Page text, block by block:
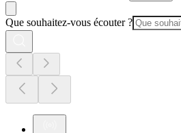
Que souhaitez-vous écouter ?